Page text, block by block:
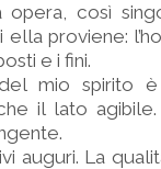
opera, così
proviene:
e i fini.
mio spirito
il lato
auguri. La